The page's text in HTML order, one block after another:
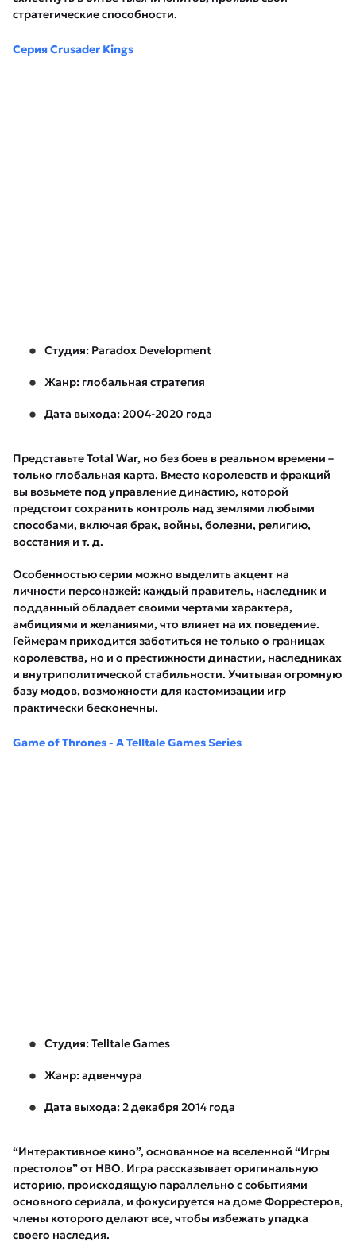
стратегические способности.
Серия Crusader Kings
Студия: Paradox Development
Жанр: глобальная стратегия
Дата выхода: 2004-2020 года
Представьте Total War, но без боев в реальном времени –
только глобальная карта. Вместо королевств и фракций
вы возьмете под управление династию, которой
предстоит сохранить контроль над землями любыми
способами, включая брак, войны, болезни, религию,
восстания и т. д.
Особенностью серии можно выделить акцент на
личности персонажей: каждый правитель, наследник и
подданный обладает своими чертами характера,
амбициями и желаниями, что влияет на их поведение.
Геймерам приходится заботиться не только о границах
королевства, но и о престижности династии, наследниках
и внутриполитической стабильности. Учитывая огромную
базу модов, возможности для кастомизации игр
практически бесконечны.
Game of Thrones - A Telltale Games Series
Студия: Telltale Games
Жанр: адвенчура
Дата выхода: 2 декабря 2014 года
“Интерактивное кино”, основанное на вселенной “Игры
престолов” от HBO. Игра рассказывает оригинальную
историю, происходящую параллельно с событиями
основного сериала, и фокусируется на доме Форрестеров,
члены которого делают все, чтобы избежать упадка
своего наследия.